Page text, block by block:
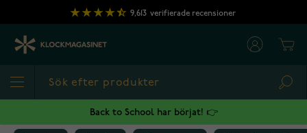
Hoppa till innehållet
9,613 verifierade recensioner
Back to School har börjat! 👉